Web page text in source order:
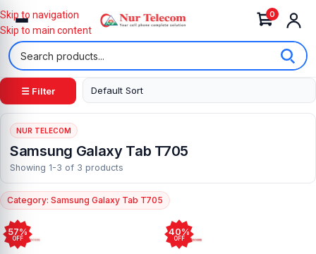
0
Skip to navigation
Skip to main content
☰ Filter
NUR TELECOM
Samsung Galaxy Tab T705
Showing 1-3 of 3 products
Category: Samsung Galaxy Tab T705
57%
OFF
40%
OFF